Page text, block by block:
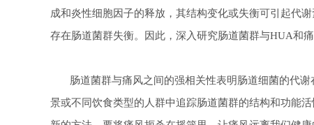
成和炎性细胞因子的释放，其结构变化或失衡可引起代
存在肠道菌群失衡。因此，深入研究肠道菌群与HUA和
肠道菌群与痛风之间的强相关性表明肠道细菌的代谢
景或不同饮食类型的人群中追踪肠道菌群的结构和功能